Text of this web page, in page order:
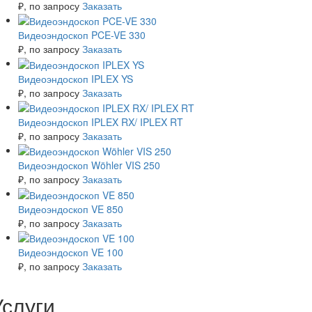
₽, по запросу Заказать
Видеоэндоскоп PCE-VE 330
₽, по запросу Заказать
Видеоэндоскоп IPLEX YS
₽, по запросу Заказать
Видеоэндоскоп IPLEX RX/ IPLEX RT
₽, по запросу Заказать
Видеоэндоскоп Wöhler VIS 250
₽, по запросу Заказать
Видеоэндоскоп VE 850
₽, по запросу Заказать
Видеоэндоскоп VE 100
₽, по запросу Заказать